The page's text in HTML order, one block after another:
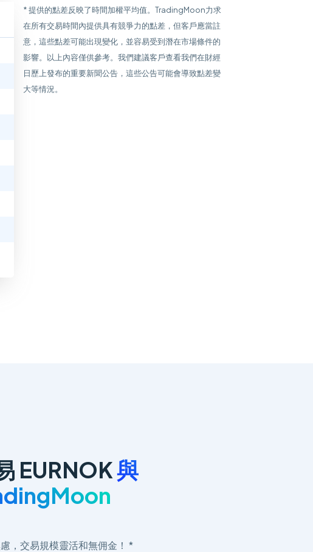
* 提供的點差反映了時間加權平均值。TradingMoon力求
在所有交易時間內提供具有競爭力的點差，但客戶應當註
意，這些點差可能出現變化，並容易受到潛在市場條件的
影響。以上內容僅供參考。我們建議客戶查看我們在財經
日歷上發布的重要新聞公告，這些公告可能會導致點差變
大等情況。
EURNOK與
，交易規模靈活和無佣金！ *